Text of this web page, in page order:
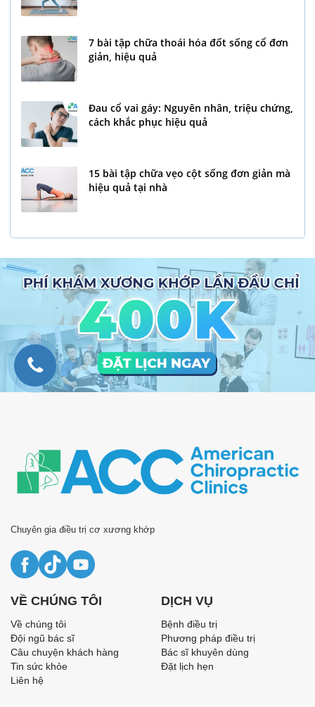
7 bài tập chữa thoái hóa đốt sống cổ đơn
giản, hiệu quả
Đau cổ vai gáy: Nguyên nhân, triệu chứng,
cách khắc phục hiệu quả
15 bài tập chữa vẹo cột sống đơn giản mà
hiệu quả tại nhà
Chuyên gia điều trị cơ xương khớp
VỀ CHÚNG TÔI
Về chúng tôi
Đội ngũ bác sĩ
Câu chuyện khách hàng
Tin sức khỏe
Liên hệ
DỊCH VỤ
Bệnh điều trị
Phương pháp điều trị
Bác sĩ khuyên dùng
Đặt lịch hẹn